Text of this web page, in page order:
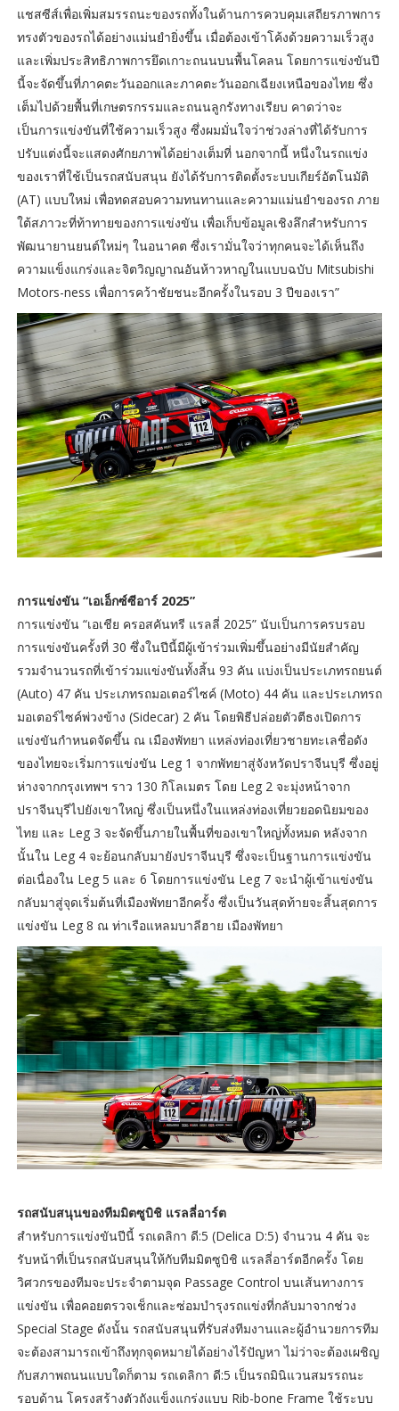
แชสซีส์เพื่อเพิ่มสมรรถนะของรถทั้งในด้านการควบคุมเสถียรภาพการ
ทรงตัวของรถได้อย่างแม่นยำยิ่งขึ้น เมื่อต้องเข้าโค้งด้วยความเร็วสูง
และเพิ่มประสิทธิภาพการยึดเกาะถนนบนพื้นโคลน โดยการแข่งขันปี
นี้จะจัดขึ้นที่ภาคตะวันออกและภาคตะวันออกเฉียงเหนือของไทย ซึ่ง
เต็มไปด้วยพื้นที่เกษตรกรรมและถนนลูกรังทางเรียบ คาดว่าจะ
เป็นการแข่งขันที่ใช้ความเร็วสูง ซึ่งผมมั่นใจว่าช่วงล่างที่ได้รับการ
ปรับแต่งนี้จะแสดงศักยภาพได้อย่างเต็มที่ นอกจากนี้ หนึ่งในรถแข่ง
ของเราที่ใช้เป็นรถสนับสนุน ยังได้รับการติดตั้งระบบเกียร์อัตโนมัติ
(AT) แบบใหม่ เพื่อทดสอบความทนทานและความแม่นยำของรถ ภาย
ใต้สภาวะที่ท้าทายของการแข่งขัน เพื่อเก็บข้อมูลเชิงลึกสำหรับการ
พัฒนายานยนต์ใหม่ๆ ในอนาคต ซึ่งเรามั่นใจว่าทุกคนจะได้เห็นถึง
ความแข็งแกร่งและจิตวิญญาณอันห้าวหาญในแบบฉบับ Mitsubishi
Motors-ness เพื่อการคว้าชัยชนะอีกครั้งในรอบ 3 ปีของเรา”
การแข่งขัน “เอเอ็กซ์ซีอาร์ 2025”
การแข่งขัน “เอเชีย ครอสคันทรี แรลลี่ 2025” นับเป็นการครบรอบ
การแข่งขันครั้งที่ 30 ซึ่งในปีนี้มีผู้เข้าร่วมเพิ่มขึ้นอย่างมีนัยสำคัญ
รวมจำนวนรถที่เข้าร่วมแข่งขันทั้งสิ้น 93 คัน แบ่งเป็นประเภทรถยนต์
(Auto) 47 คัน ประเภทรถมอเตอร์ไซค์ (Moto) 44 คัน และประเภทรถ
มอเตอร์ไซค์พ่วงข้าง (Sidecar) 2 คัน โดยพิธีปล่อยตัวตีธงเปิดการ
แข่งขันกำหนดจัดขึ้น ณ เมืองพัทยา แหล่งท่องเที่ยวชายทะเลชื่อดัง
ของไทยจะเริ่มการแข่งขัน Leg 1 จากพัทยาสู่จังหวัดปราจีนบุรี ซึ่งอยู่
ห่างจากกรุงเทพฯ ราว 130 กิโลเมตร โดย Leg 2 จะมุ่งหน้าจาก
ปราจีนบุรีไปยังเขาใหญ่ ซึ่งเป็นหนึ่งในแหล่งท่องเที่ยวยอดนิยมของ
ไทย และ Leg 3 จะจัดขึ้นภายในพื้นที่ของเขาใหญ่ทั้งหมด หลังจาก
นั้นใน Leg 4 จะย้อนกลับมายังปราจีนบุรี ซึ่งจะเป็นฐานการแข่งขัน
ต่อเนื่องใน Leg 5 และ 6 โดยการแข่งขัน Leg 7 จะนำผู้เข้าแข่งขัน
กลับมาสู่จุดเริ่มต้นที่เมืองพัทยาอีกครั้ง ซึ่งเป็นวันสุดท้ายจะสิ้นสุดการ
แข่งขัน Leg 8 ณ ท่าเรือแหลมบาลีฮาย เมืองพัทยา
รถสนับสนุนของทีมมิตซูบิชิ แรลลี่อาร์ต
สำหรับการแข่งขันปีนี้ รถเดลิกา ดี:5 (Delica D:5) จำนวน 4 คัน จะ
รับหน้าที่เป็นรถสนับสนุนให้กับทีมมิตซูบิชิ แรลลี่อาร์ตอีกครั้ง โดย
วิศวกรของทีมจะประจำตามจุด Passage Control บนเส้นทางการ
แข่งขัน เพื่อคอยตรวจเช็กและซ่อมบำรุงรถแข่งที่กลับมาจากช่วง
Special Stage ดังนั้น รถสนับสนุนที่รับส่งทีมงานและผู้อำนวยการทีม
จะต้องสามารถเข้าถึงทุกจุดหมายได้อย่างไร้ปัญหา ไม่ว่าจะต้องเผชิญ
กับสภาพถนนแบบใดก็ตาม รถเดลิกา ดี:5 เป็นรถมินิแวนสมรรถนะ
รอบด้าน โครงสร้างตัวถังแข็งแกร่งแบบ Rib-bone Frame ใช้ระบบ